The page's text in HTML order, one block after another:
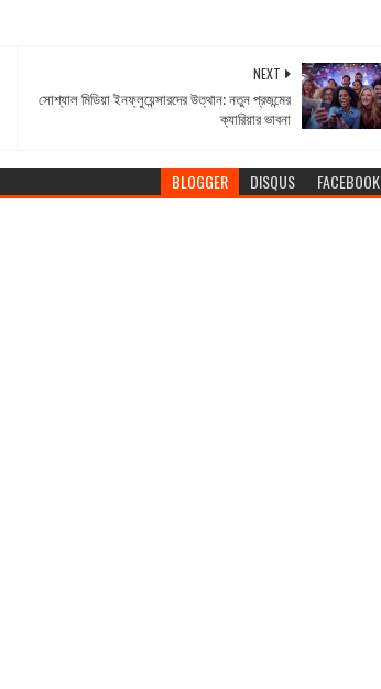
NEXT
সোশ্যাল মিডিয়া ইনফ্লুয়েন্সারদের উত্থান: নতুন প্রজন্মের
ক্যারিয়ার ভাবনা
BLOGGER DISQUS FACEBOOK